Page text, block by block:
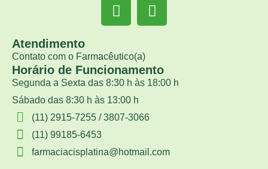
Atendimento
Contato com o Farmacêutico(a)
Horário de Funcionamento
Segunda a Sexta das 8:30 h às 18:00 h
Sábado das 8:30 h às 13:00 h
(11) 2915-7255 / 3807-3066
(11) 99185-6453
farmaciacisplatina@hotmail.com